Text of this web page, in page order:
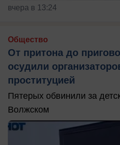
вчера в 13:24
Общество
От притона до
осудили
проституцией
Пятерых обвинили за
Волжском